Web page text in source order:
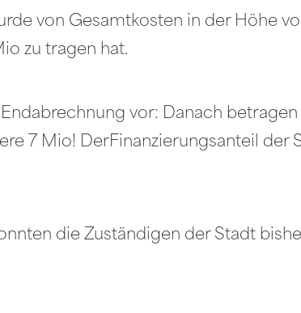
von Gesamtkosten in der Höhe
zu tragen hat.
vor: Danach betragen
7 Mio! DerFinanzierungsanteil
die Zuständigen der Stadt